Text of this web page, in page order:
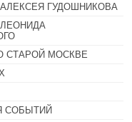
ГУДОШНИКОВА
СТАРОЙ МОСКВЕ
СОБЫТИЙ